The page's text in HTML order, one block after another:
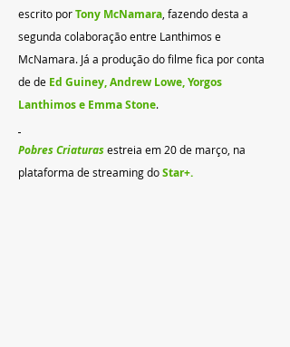
escrito por Tony McNamara , fazendo desta a
segunda colaboração entre Lanthimos e
McNamara. Já a produção do filme fica por conta
de de Ed Guiney, Andrew Lowe, Yorgos
Lanthimos e Emma Stone.
Pobres Criaturasestreia em 20 de março, na
plataforma de streaming do Star+.